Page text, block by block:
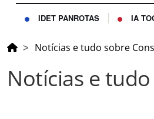
IDET PANROTAS IA
Notícias e tudo sobre
Notícias e